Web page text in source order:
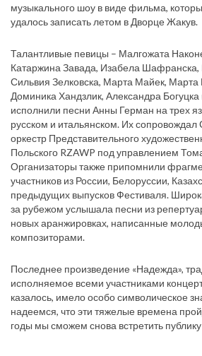
музыкального шоу в виде фильма,
удалось записать летом в Дворце Жакув.
Талантливые певицы – Малгожата
Катаржина Завада, Изабела
Сильвия Зелковска, Марта Майек, Марта
Доминика Хандзлик, Александра
исполнили песни Анны Герман на трех
русском и итальянском. Их
оркестр Представительного
Польского RZAWP под управлением
Организаторы также припомнили
участников из России, Белоруссии,
предыдущих выпусков Фестиваля.
за рубежом услышала песни из
новых аранжировках, написанные
композиторами.
Последнее произведение «Надежда»,
исполняемое всеми участниками
казалось, имело особо символическое
надеемся, что эти тяжелые времена
годы мы сможем снова встретить